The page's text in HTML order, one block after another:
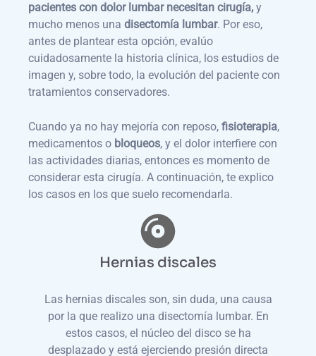
pacientes con dolor lumbar necesitan cirugía, y
mucho menos una disectomía lumbar. Por eso,
antes de plantear esta opción, evalúo
cuidadosamente la historia clínica, los estudios de
imagen y, sobre todo, la evolución del paciente con
tratamientos conservadores.
Cuando ya no hay mejoría con reposo, fisioterapia,
medicamentos o bloqueos, y el dolor interfiere con
las actividades diarias, entonces es momento de
considerar esta cirugía. A continuación, te explico
los casos en los que suelo recomendarla.
Hernias discales
Las hernias discales son, sin duda, una causa
por la que realizo una disectomía lumbar. En
estos casos, el núcleo del disco se ha
desplazado y está ejerciendo presión directa